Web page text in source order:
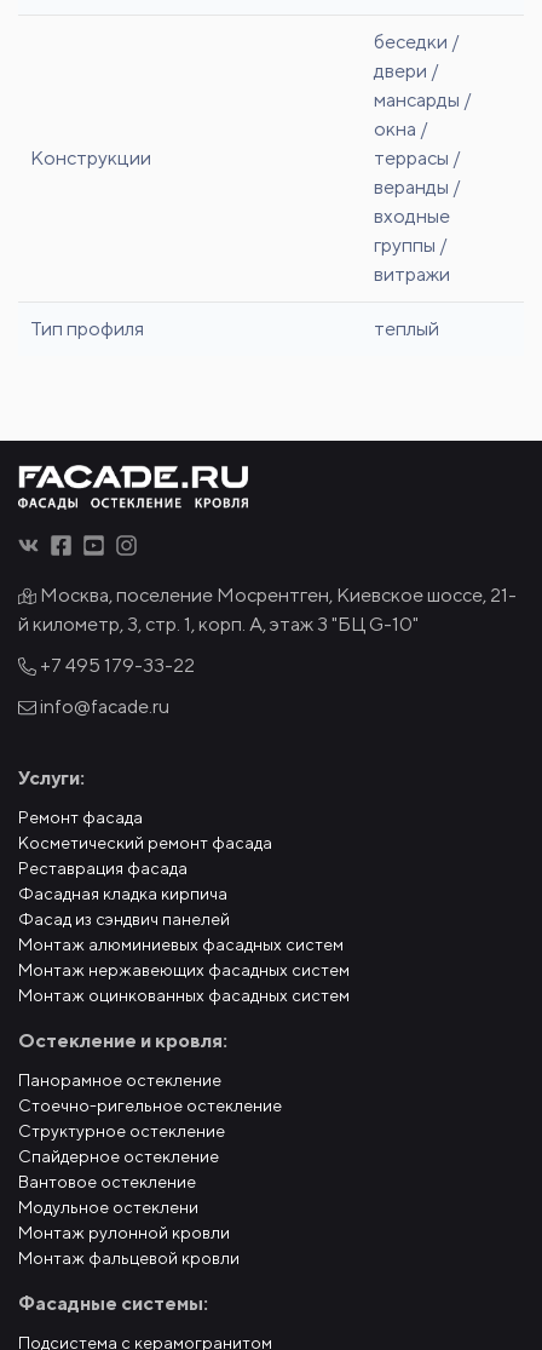
Конструкции
беседки /
двери /
мансарды /
окна /
террасы /
веранды /
входные
группы /
витражи
Тип профиля теплый
Москва, поселение Мосрентген, Киевское шоссе, 21-
й километр, 3, стр. 1, корп. А, этаж 3 "БЦ G-10"
+7 495 179-33-22
info@facade.ru
Услуги:
Ремонт фасада
Косметический ремонт фасада
Реставрация фасада
Фасадная кладка кирпича
Фасад из сэндвич панелей
Монтаж алюминиевых фасадных систем
Монтаж нержавеющих фасадных систем
Монтаж оцинкованных фасадных систем
Остекление и кровля:
Панорамное остекление
Стоечно-ригельное остекление
Структурное остекление
Спайдерное остекление
Вантовое остекление
Модульное остеклени
Монтаж рулонной кровли
Монтаж фальцевой кровли
Фасадные системы:
Подсистема с керамогранитом